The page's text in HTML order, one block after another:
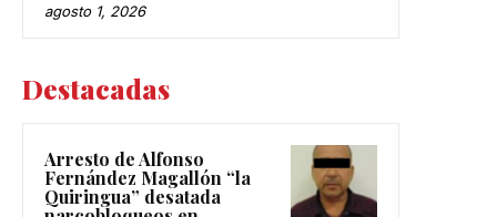
agosto 1, 2026
Destacadas
Arresto de Alfonso
Fernández Magallón “la
Quiringua” desatada